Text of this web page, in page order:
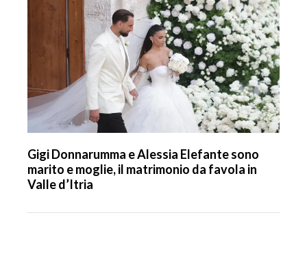
Gigi Donnarumma e Alessia Elefante sono
marito e moglie, il matrimonio da favola in
Valle d’Itria